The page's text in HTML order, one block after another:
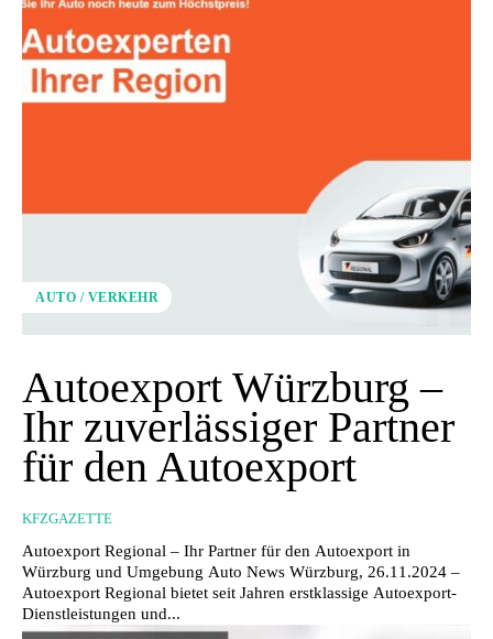
AUTO / VERKEHR
Autoexport Würzburg –
Ihr zuverlässiger Partner
für den Autoexport
KFZGAZETTE
Autoexport Regional – Ihr Partner für den Autoexport in
Würzburg und Umgebung Auto News Würzburg, 26.11.2024 –
Autoexport Regional bietet seit Jahren erstklassige Autoexport-
Dienstleistungen und...